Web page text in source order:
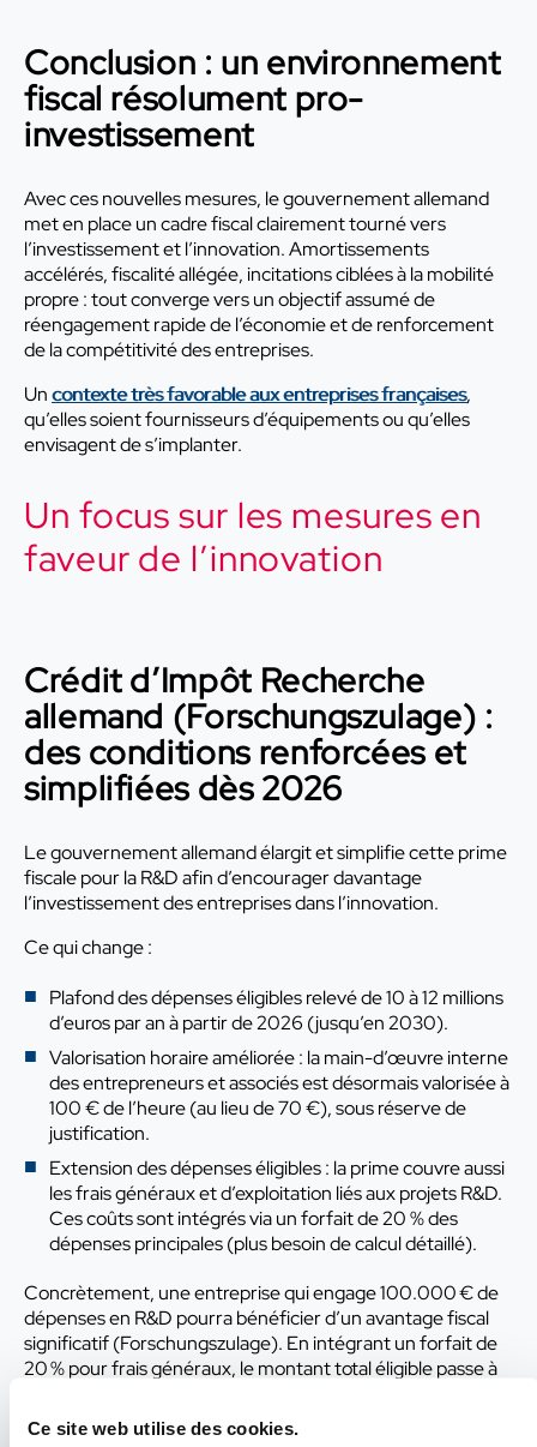
Ce site web utilise des cookies.
Conclusion : un environnement
fiscal résolument pro-
investissement
Avec ces nouvelles mesures, le gouvernement allemand
met en place un cadre fiscal clairement tourné vers
l’investissement et l’innovation. Amortissements
accélérés, fiscalité allégée, incitations ciblées à la mobilité
propre : tout converge vers un objectif assumé de
réengagement rapide de l’économie et de renforcement
de la compétitivité des entreprises.
Uncontexte très favorable aux entreprises françaises,
qu’elles soient fournisseurs d’équipements ou qu’elles
envisagent de s’implanter.
Un focus sur les mesures en
faveur de l’innovation
Crédit d’Impôt Recherche
allemand (Forschungszulage) :
des conditions renforcées et
simplifiées dès 2026
Le gouvernement allemand élargit et simplifie cette prime
fiscale pour la R&D afin d’encourager davantage
l’investissement des entreprises dans l’innovation.
Ce qui change :
Plafond des dépenses éligibles relevé de 10 à 12 millions
d’euros par an à partir de 2026 (jusqu’en 2030).
Valorisation horaire améliorée : la main-d’œuvre interne
des entrepreneurs et associés est désormais valorisée à
100 € de l’heure (au lieu de 70 €), sous réserve de
justification.
Extension des dépenses éligibles : la prime couvre aussi
les frais généraux et d’exploitation liés aux projets R&D.
Ces coûts sont intégrés via un forfait de 20 % des
dépenses principales (plus besoin de calcul détaillé).
Concrètement, une entreprise qui engage 100.000 € de
dépenses en R&D pourra bénéficier d’un avantage fiscal
significatif (Forschungszulage). En intégrant un forfait de
20 % pour frais généraux, le montant total éligible passe à
réduction d’impôt de 25 %, soit un crédit d’impôt de